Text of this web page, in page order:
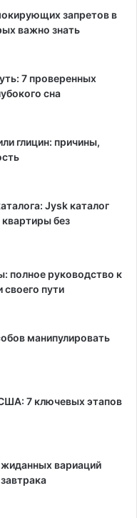
запретов в
важно знать
7 проверенных
сна
глицин: причины,
Jysk каталог
без
полное руководство к
своего пути
манипулировать
7 ключевых этапов
вариаций